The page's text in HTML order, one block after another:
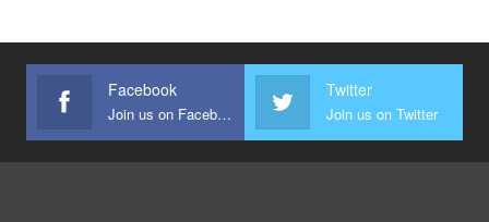
Facebook
Join us on Facebook
Twitter
Join us on Twitter